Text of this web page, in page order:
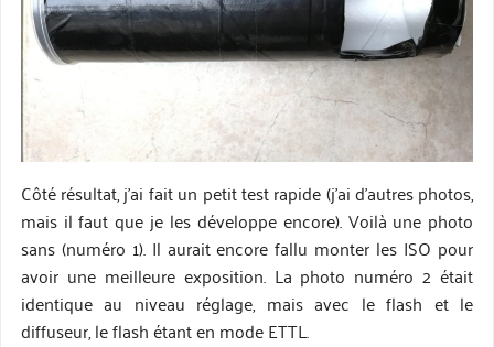
Côté résultat, j’ai fait un petit test rapide (j’ai d’autres photos,
mais il faut que je les développe encore). Voilà une photo
sans (numéro 1). Il aurait encore fallu monter les ISO pour
avoir une meilleure exposition. La photo numéro 2 était
identique au niveau réglage, mais avec le flash et le
diffuseur, le flash étant en mode ETTL.